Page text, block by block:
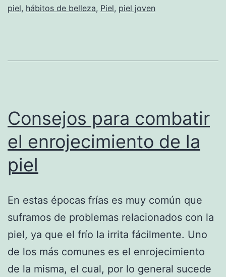
piel, hábitos de belleza, Piel, piel joven
Consejos para combatir
el enrojecimiento de la
piel
En estas épocas frías es muy común que
suframos de problemas relacionados con la
piel, ya que el frío la irrita fácilmente. Uno
de los más comunes es el enrojecimiento
de la misma, el cual, por lo general sucede